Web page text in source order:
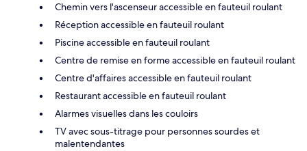
Chemin vers l'ascenseur accessible en fauteuil roulant
Réception accessible en fauteuil roulant
Piscine accessible en fauteuil roulant
Centre de remise en forme accessible en fauteuil roulant
Centre d'affaires accessible en fauteuil roulant
Restaurant accessible en fauteuil roulant
Alarmes visuelles dans les couloirs
TV avec sous-titrage pour personnes sourdes et
malentendantes